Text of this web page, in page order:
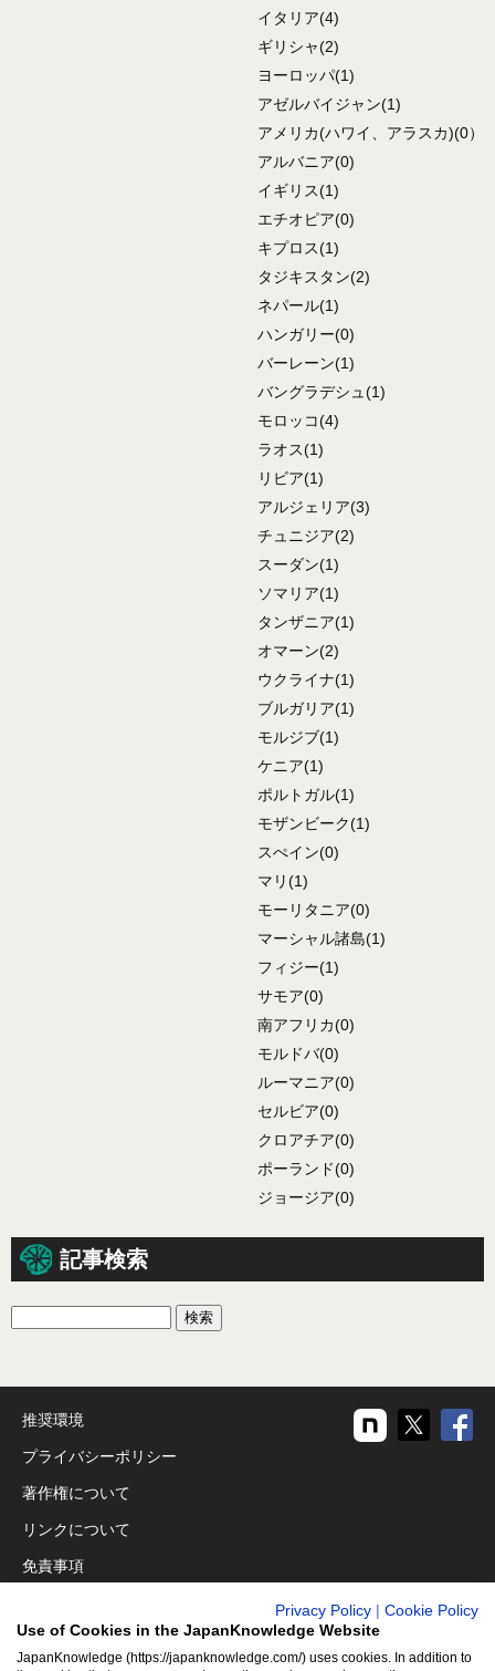
イタリア(4)
ギリシャ(2)
ヨーロッパ(1)
アゼルバイジャン(1)
アメリカ(ハワイ、アラスカ)(0）
アルバニア(0)
イギリス(1)
エチオピア(0)
キプロス(1)
タジキスタン(2)
ネパール(1)
ハンガリー(0)
バーレーン(1)
バングラデシュ (1)
モロッコ(4)
ラオス(1)
リビア(1)
アルジェリア(3)
チュニジア(2)
スーダン(1)
ソマリア(1)
タンザニア(1)
オマーン(2)
ウクライナ(1)
ブルガリア(1)
モルジブ(1)
ケニア(1)
ポルトガル(1)
モザンビーク(1)
スぺイン(0)
マリ(1)
モーリタニア(0)
マーシャル諸島(1)
フィジー(1)
サモア(0)
南アフリカ(0)
モルドバ(0)
ルーマニア(0)
セルビア(0)
クロアチア(0)
ポーランド(0)
ジョージア(0)
記事検索
推奨環境
プライバシーポリシー
著作権について
リンクについて
免責事項
アクセシビリティ対応
Privacy Policy
Cookie Policy
Use of Cookies in the JapanKnowledge Website
JapanKnowledge (https://japanknowledge.com/) uses cookies. In addition to